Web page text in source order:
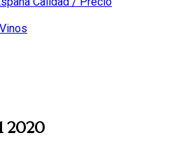
2020